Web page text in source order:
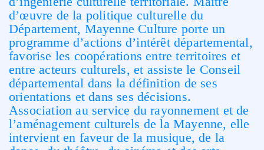
d’œuvre de la politique culturelle du
Département, Mayenne Culture porte un
programme d’actions d’intérêtdépartemental,
favorise les coopérations entre territoires et
entre acteurs culturels, et assiste le Conseil
départemental dans la définition de ses
orientations et dans ses décisions.
Association au service du rayonnement et de
l’aménagement culturels de la Mayenne, elle
intervient en faveur de la musique, de la